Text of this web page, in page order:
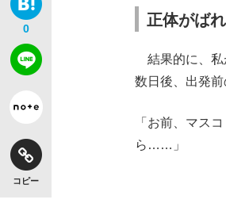
0
コピー
正体がば
結果的に、私
数日後、出発
「お前、マス
ら……」